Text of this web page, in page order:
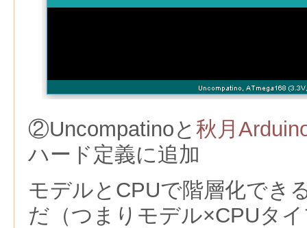
②Uncompatinoと 秋月
ハード定義に追加
モデルとCPUで階層化でき
だ（つまりモデル×CPUタ